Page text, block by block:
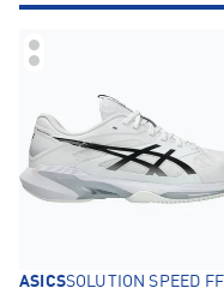
ASICSSOLUTION SPEED